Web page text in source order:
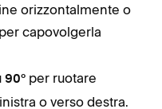
orizzontalmente o
per capovolgerla
90° per ruotare
o verso destra.